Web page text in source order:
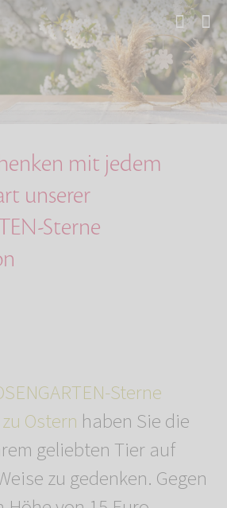
Kleeblatt: Start …
mit jedem
unserer
Sterne
Sterne
Ostern haben Sie die
geliebten Tier auf
zu gedenken. Gegen